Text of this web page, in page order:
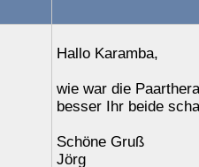
Hallo Karamba,
wie war die
besser Ihr beide
Schöne Gruß
Jörg